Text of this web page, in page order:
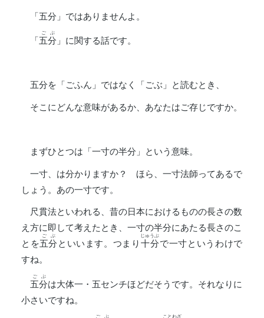
「五分」ではありませんよ。
「五分
ごぶ
」に関する話です。
五分を「ごふん」ではなく「ごぶ」と読むとき、
そこにどんな意味があるか、あなたはご存じですか。
まずひとつは「一寸の半分」という意味。
一寸、は分かりますか？ ほら、一寸法師ってあるで
しょう。あの一寸です。
尺貫法といわれる、昔の日本におけるものの長さの数
え方に即して考えたとき、一寸の半分にあたる長さのこ
とを五分
ごぶ
といいます。つまり 十分
じゅうぶ
で一寸というわけで
すね。
五分
ごぶ
は大体一・五センチほどだそうです。それなりに
小さいですね。
ごぶ ことわざ